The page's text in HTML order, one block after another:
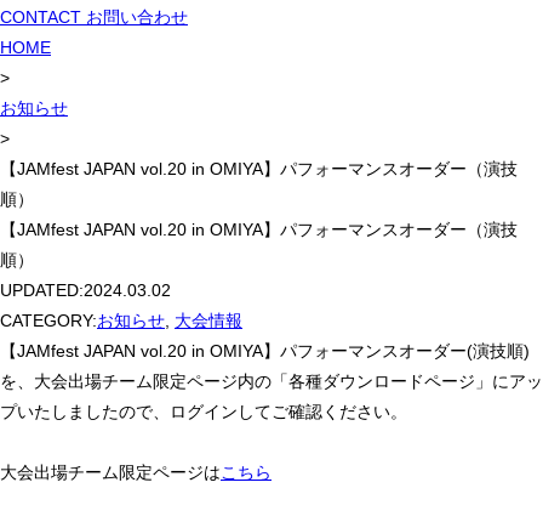
CONTACT お問い合わせ
HOME
>
お知らせ
>
【JAMfest JAPAN vol.20 in OMIYA】パフォーマンスオーダー（演技
順）
【JAMfest JAPAN vol.20 in OMIYA】パフォーマンスオーダー（演技
順）
UPDATED:2024.03.02
CATEGORY:お知らせ 大会情報
【JAMfest JAPAN vol.20 in OMIYA】パフォーマンスオーダー(演技順)
を、大会出場チーム限定ページ内の「各種ダウンロードページ」にアッ
プいたしましたので、ログインしてご確認ください。
大会出場チーム限定ページはこちら